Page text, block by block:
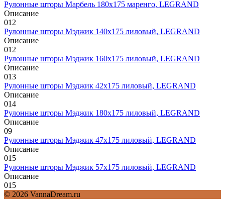
Рулонные шторы Марбель 180х175 маренго, LEGRAND
Описание
012
Рулонные шторы Мэджик 140х175 лиловый, LEGRAND
Описание
012
Рулонные шторы Мэджик 160х175 лиловый, LEGRAND
Описание
013
Рулонные шторы Мэджик 42х175 лиловый, LEGRAND
Описание
014
Рулонные шторы Мэджик 180х175 лиловый, LEGRAND
Описание
09
Рулонные шторы Мэджик 47х175 лиловый, LEGRAND
Описание
015
Рулонные шторы Мэджик 57х175 лиловый, LEGRAND
Описание
015
© 2026 VannaDream.ru